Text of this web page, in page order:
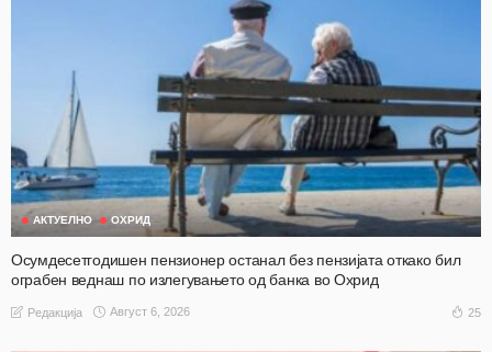
АКТУЕЛНО ОХРИД
Осумдесетгодишен пензионер останал без пензијата откако бил
ограбен веднаш по излегувањето од банка во Охрид
Редакција Август 6, 2026 25